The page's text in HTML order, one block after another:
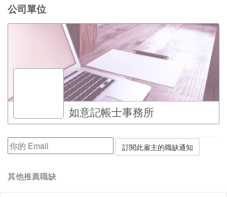
公司單位
如意記帳士事務所
其他推薦職缺